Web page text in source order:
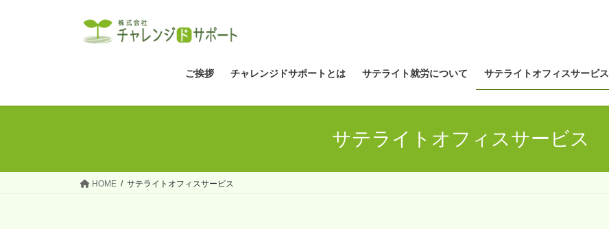
ス
ン
ご挨拶 チャレンジドサポートとは サテライト就労について サテライトオフィスサービス
サテライトオフィスサービス
HOME サテライトオフィスサービス